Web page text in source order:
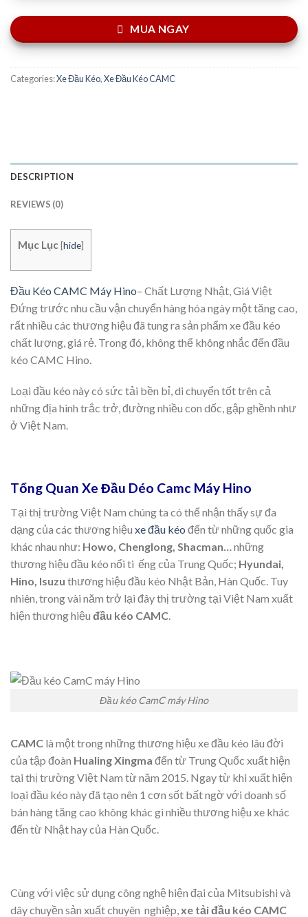
MUA NGAY
Categories:Xe Đầu Kéo,Xe Đầu Kéo CAMC
DESCRIPTION
REVIEWS (0)
Mục Lục[hide]
Đầu Kéo CAMC Máy Hino– Chất Lượng Nhật, Giá Việt
Đứng trước nhu cầu vận chuyển hàng hóa ngày một tăng cao,
rất nhiều các thương hiệu đã tung ra sản phẩm xe đầu kéo
chất lượng, giá rẻ. Trong đó, không thể không nhắc đến đầu
kéo CAMC Hino.
Loại đầu kéo này có sức tải bền bỉ, di chuyển tốt trên cả
những địa hình trắc trở, đường nhiều con dốc, gập ghềnh như
ở Việt Nam.
Tổng Quan Xe Đầu Déo Camc Máy Hino
Tại thị trường Việt Nam chúng ta có thể nhận thấy sự đa
dạng của các thương hiệu xe đầu kéo đến từ những quốc gia
khác nhau như: Howo, Chenglong, Shacman…
những
thương hiệu đầu kéo nổi ti ếng của Trung Quốc; Hyundai,
Hino, Isuzu thương hiệu đầu kéo Nhật Bản, Hàn Quốc. Tuy
nhiên, trong vài năm trở lại đây thị trường tại Việt Nam xuất
hiện thương hiệu đầu kéo CAMC
Đầu kéo CamC máy Hino
CAMC là một trong những thương hiệu xe đầu kéo lâu đời
của tập đoàn Hualing Xingma đến từ Trung Quốc xuất hiện
tại thị trường Việt Nam từ năm 2015. Ngay từ khi xuất hiện
loại đầu kéo này đã tạo nên 1 cơn sốt bất ngờ với doanh số
bán hàng tăng cao không khác gì nhiều thương hiệu xe khác
đến từ Nhật hay của Hàn Quốc.
Cùng với việc sử dụng công nghệ hiện đại của Mitsubishi và
dây chuyền sản xuất chuyên nghiệp, xe tải đầu kéo CAMC